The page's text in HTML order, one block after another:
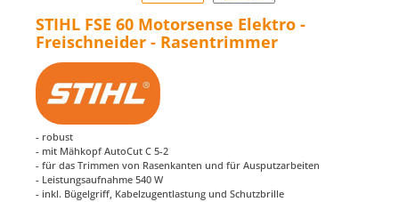
STIHL FSE 60 Motorsense Elektro -
Freischneider - Rasentrimmer
- robust
- mit Mähkopf AutoCut C 5-2
- für das Trimmen von Rasenkanten und für Ausputzarbeiten
- Leistungsaufnahme 540 W
- inkl. Bügelgriff, Kabelzugentlastung und Schutzbrille